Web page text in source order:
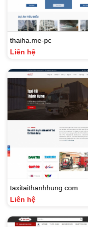
thaiha.me-pc
Liên hệ
taxitaithanhhung.com
Liên hệ